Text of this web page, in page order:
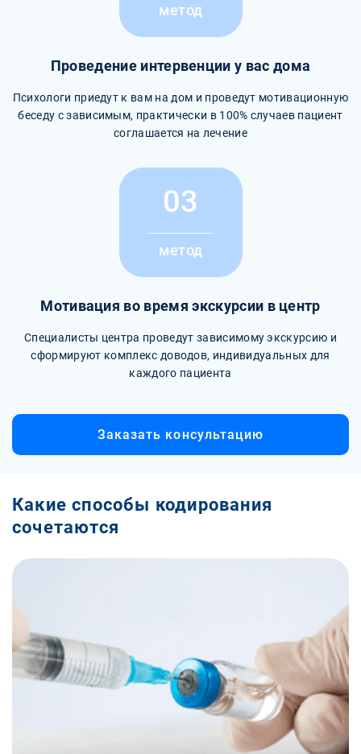
метод
Проведение интервенции у вас дома
Психологи приедут к вам на дом и проведут мотивационную
беседу с зависимым, практически в 100% случаев пациент
соглашается на лечение
03
метод
Мотивация во время экскурсии в центр
Специалисты центра проведут зависимому экскурсию и
сформируют комплекс доводов, индивидуальных для
каждого пациента
Заказать консультацию
Какие способы кодирования
сочетаются